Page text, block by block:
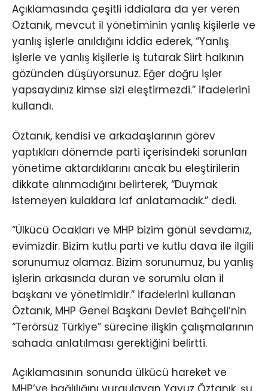
Açıklamasında çeşitli iddialara da yer veren
Öztanık, mevcut il yönetiminin yanlış kişilerle ve
yanlış işlerle anıldığını iddia ederek, “Yanlış
işlerle ve yanlış kişilerle iş tutarak Siirt halkının
gözünden düşüyorsunuz. Eğer doğru işler
yapsaydınız kimse sizi eleştirmezdi.” ifadelerini
kullandı.
Öztanık, kendisi ve arkadaşlarının görev
yaptıkları dönemde parti içerisindeki sorunları
yönetime aktardıklarını ancak bu eleştirilerin
dikkate alınmadığını belirterek, “Duymak
istemeyen kulaklara laf anlatamadık.” dedi.
“Ülkücü Ocakları ve MHP bizim gönül sevdamız,
evimizdir. Bizim kutlu parti ve kutlu dava ile ilgili
sorunumuz olamaz. Bizim sorunumuz, bu yanlış
işlerin arkasında duran ve sorumlu olan il
başkanı ve yönetimidir.” ifadelerini kullanan
Öztanık, MHP Genel Başkanı Devlet Bahçeli’nin
“Terörsüz Türkiye” sürecine ilişkin çalışmalarının
sahada anlatılması gerektiğini belirtti.
Açıklamasının sonunda ülkücü hareket ve